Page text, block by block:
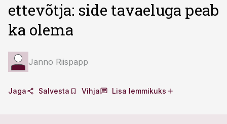
ettevõtja: side tavaeluga peab
ka olema
Janno Riispapp
Jaga Salvesta Vihja Lisa lemmikuks